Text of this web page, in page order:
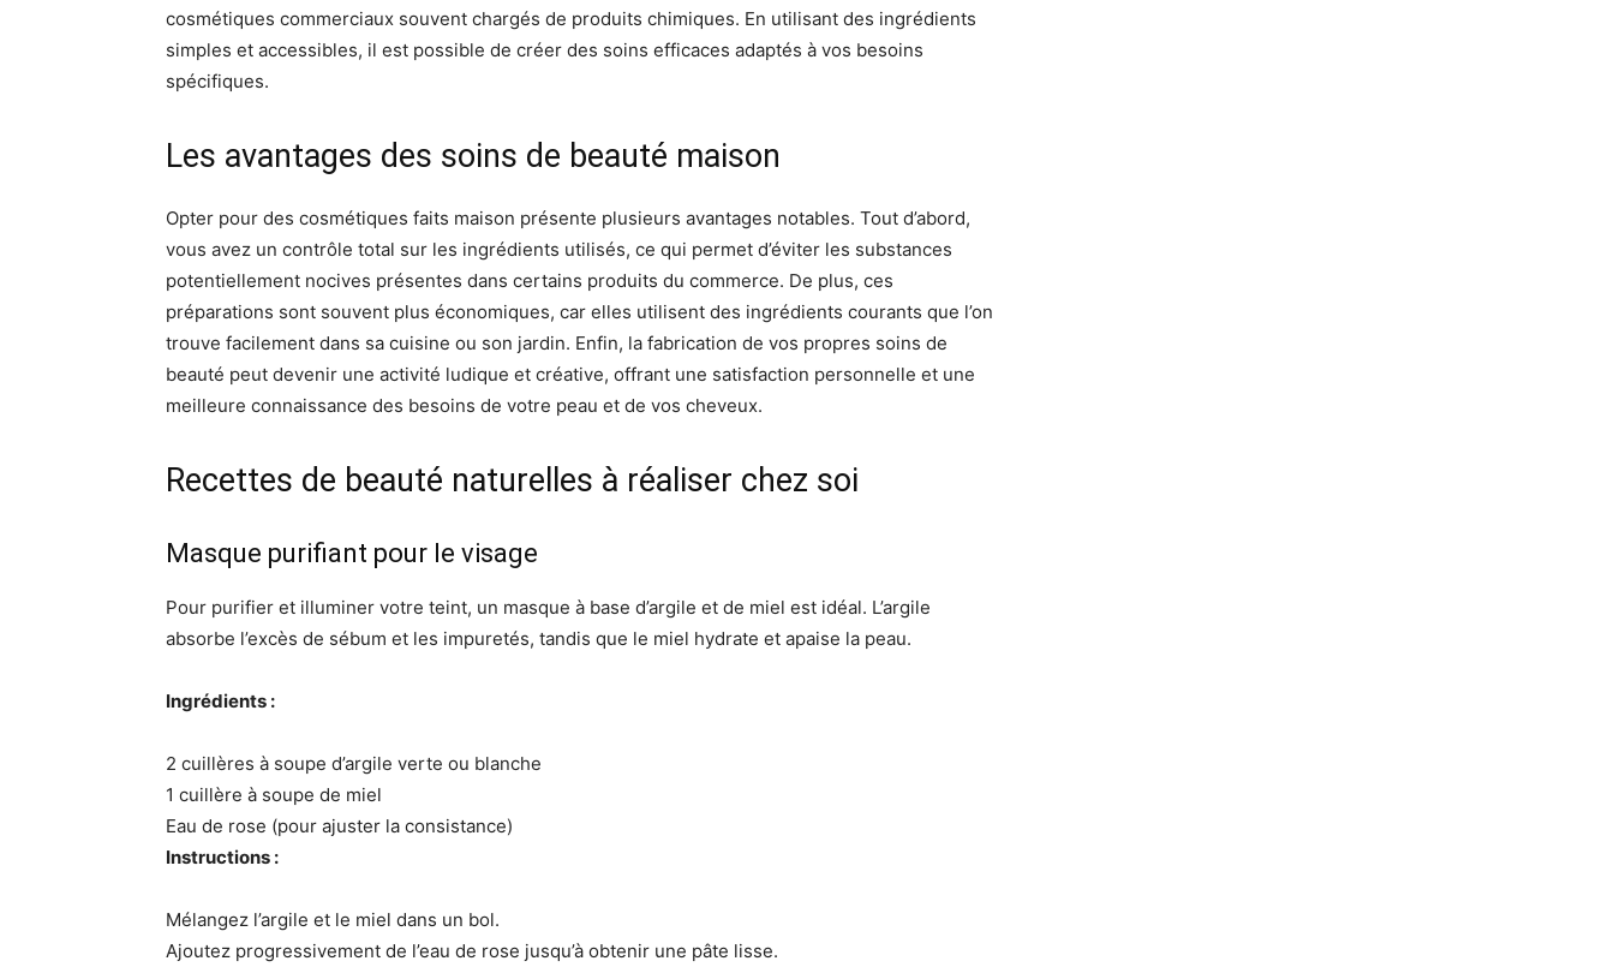
cosmétiques commerciaux souvent chargés de produits chimiques. En utilisant des ingrédients
simples et accessibles, il est possible de créer des soins efficaces adaptés à vos besoins
spécifiques.
Les avantages des soins de beauté maison
Opter pour des cosmétiques faits maison présente plusieurs avantages notables. Tout d’abord,
vous avez un contrôle total sur les ingrédients utilisés, ce qui permet d’éviter les substances
potentiellement nocives présentes dans certains produits du commerce. De plus, ces
préparations sont souvent plus économiques, car elles utilisent des ingrédients courants que l’on
trouve facilement dans sa cuisine ou son jardin. Enfin, la fabrication de vos propres soins de
beauté peut devenir une activité ludique et créative, offrant une satisfaction personnelle et une
meilleure connaissance des besoins de votre peau et de vos cheveux.
Recettes de beauté naturelles à réaliser chez soi
Masque purifiant pour le visage
Pour purifier et illuminer votre teint, un masque à base d’argile et de miel est idéal. L’argile
absorbe l’excès de sébum et les impuretés, tandis que le miel hydrate et apaise la peau.
Ingrédients :
2 cuillères à soupe d’argile verte ou blanche
1 cuillère à soupe de miel
Eau de rose (pour ajuster la consistance)
Instructions :
Mélangez l’argile et le miel dans un bol.
Ajoutez progressivement de l’eau de rose jusqu’à obtenir une pâte lisse.